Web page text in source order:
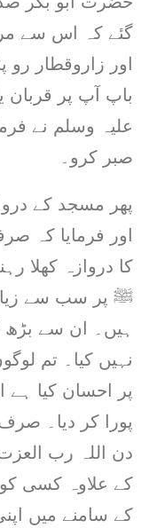
گئے کہ اس سے
اور زاروقطار رو
باپ آپ پر قربان
علیہ وسلم نے
صبر کرو۔
پھر مسجد کے
اور فرمایا کہ
کا دروازہ کھلا
ﷺ پر سب سے
ہیں۔ ان سے
نہیں کیا۔ تم
پر احسان کیا ہے
پورا کر دیا۔
دن اللہ رب
کے علاوہ کسی
کے سامنے میں